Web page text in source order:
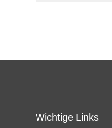
Wichtige Links